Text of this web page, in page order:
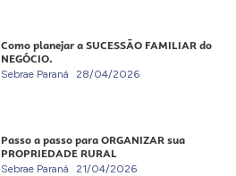
Como planejar a SUCESSÃO FAMILIAR do
NEGÓCIO.
Sebrae Paraná 28/04/2026
Passo a passo para ORGANIZAR sua
PROPRIEDADE RURAL
Sebrae Paraná 21/04/2026